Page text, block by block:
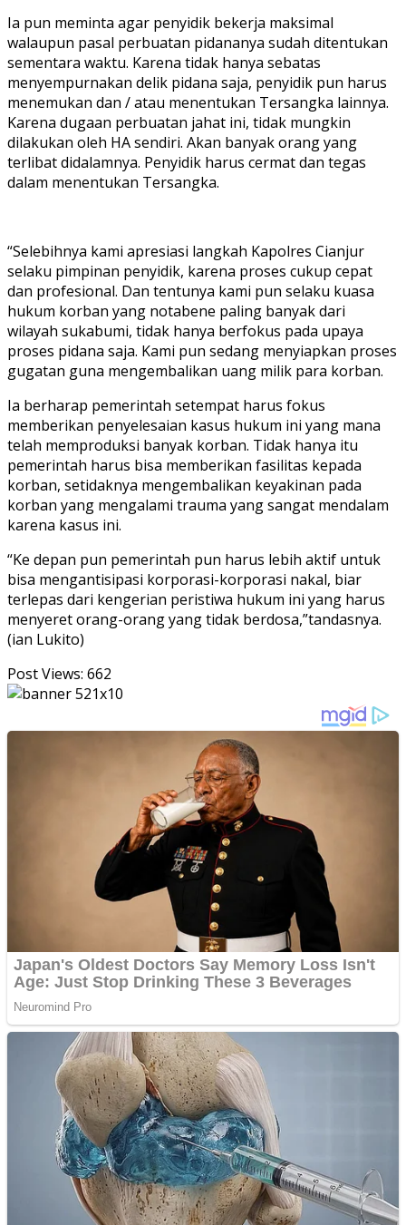
Ia pun meminta agar penyidik bekerja maksimal
walaupun pasal perbuatan pidananya sudah ditentukan
sementara waktu. Karena tidak hanya sebatas
menyempurnakan delik pidana saja, penyidik pun harus
menemukan dan / atau menentukan Tersangka lainnya.
Karena dugaan perbuatan jahat ini, tidak mungkin
dilakukan oleh HA sendiri. Akan banyak orang yang
terlibat didalamnya. Penyidik harus cermat dan tegas
dalam menentukan Tersangka.
“Selebihnya kami apresiasi langkah Kapolres Cianjur
selaku pimpinan penyidik, karena proses cukup cepat
dan profesional. Dan tentunya kami pun selaku kuasa
hukum korban yang notabene paling banyak dari
wilayah sukabumi, tidak hanya berfokus pada upaya
proses pidana saja. Kami pun sedang menyiapkan proses
gugatan guna mengembalikan uang milik para korban.
Ia berharap pemerintah setempat harus fokus
memberikan penyelesaian kasus hukum ini yang mana
telah memproduksi banyak korban. Tidak hanya itu
pemerintah harus bisa memberikan fasilitas kepada
korban, setidaknya mengembalikan keyakinan pada
korban yang mengalami trauma yang sangat mendalam
karena kasus ini.
“Ke depan pun pemerintah pun harus lebih aktif untuk
bisa mengantisipasi korporasi-korporasi nakal, biar
terlepas dari kengerian peristiwa hukum ini yang harus
menyeret orang-orang yang tidak berdosa,”tandasnya.
(ian Lukito)
Post Views: 662